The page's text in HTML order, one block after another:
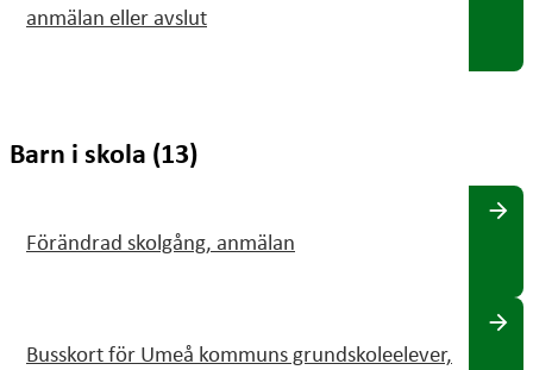
anmälan eller avslut
Barn i skola (13)
Förändrad skolgång, anmälan
arrow_forward
Busskort för Umeå kommuns grundskoleelever,
arrow_forward